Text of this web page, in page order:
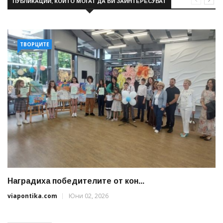
ТВОРЦИТЕ
Наградиха победителите от кон...
viapontika.com
Юни 02, 2026